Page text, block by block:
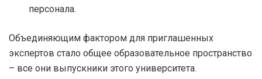
персонала.
Объединяющим фактором для приглашенных
экспертов стало общее образовательное пространство
– все они выпускники этого университета.